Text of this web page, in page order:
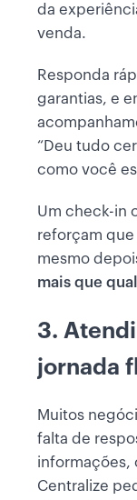
da
venda.
Responda
garantias, e
“Deu tudo
como você
Um check-in
reforçam
mesmo
mais que
3.
jornada
Muitos
falta de
informações,
Centralize